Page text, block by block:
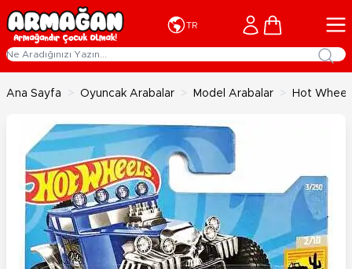
İçeriğe geç
TR Cart
Ana Sayfa > Oyuncak Arabalar > Model Arabalar > Hot